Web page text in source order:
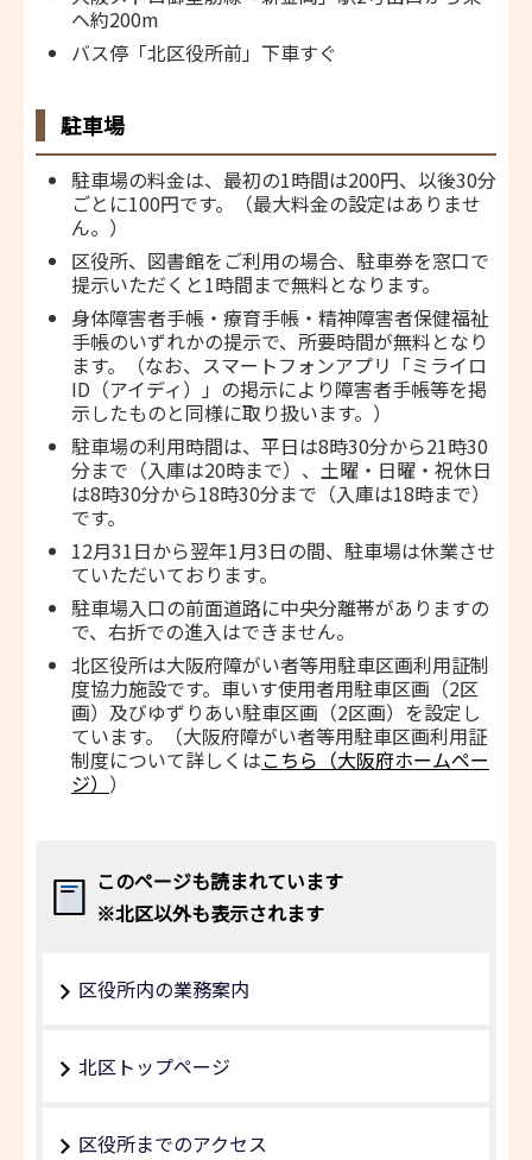
へ約200m
バス停「北区役所前」下車すぐ
駐車場
駐車場の料金は、最初の1時間は200円、以後30分
ごとに100円です。（最大料金の設定はありませ
ん。）
区役所、図書館をご利用の場合、駐車券を窓口で
提示いただくと1時間まで無料となります。
身体障害者手帳・療育手帳・精神障害者保健福祉
手帳のいずれかの提示で、所要時間が無料となり
ます。（なお、スマートフォンアプリ「ミライロ
ID（アイディ）」の掲示により障害者手帳等を掲
示したものと同様に取り扱います。）
駐車場の利用時間は、平日は8時30分から21時30
分まで（入庫は20時まで）、土曜・日曜・祝休日
は8時30分から18時30分まで（入庫は18時まで）
です。
12月31日から翌年1月3日の間、駐車場は休業させ
ていただいております。
駐車場入口の前面道路に中央分離帯がありますの
で、右折での進入はできません。
北区役所は大阪府障がい者等用駐車区画利用証制
度協力施設です。車いす使用者用駐車区画（2区
画）及びゆずりあい駐車区画（2区画）を設定し
ています。（大阪府障がい者等用駐車区画利用証
制度について詳しくはこちら（大阪府ホームペー
ジ） ）
このページも読まれています
※北区以外も表示されます
区役所内の業務案内
北区トップページ
区役所までのアクセス